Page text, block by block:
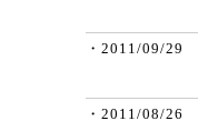
・2011/09/29
・2011/08/26